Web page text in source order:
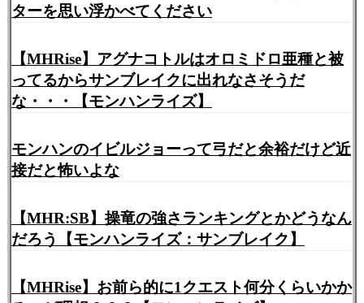
ターを思い浮かべてください
【MHRise】アグナコトルはオロミドロ亜種と被
ってるからサンブレイクに出れなさそうだ
な・・・【モンハンライズ】
モンハンのイビルジョーって弓だと余裕だけど近
接だと怖いよな
【MHR:SB】操竜の強さランキングとかどうなん
だろう【モンハンライズ：サンブレイク】
【MHRise】お前ら的に1クエスト何分くらいかか